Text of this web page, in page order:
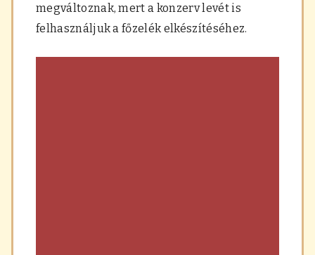
megváltoznak, mert a konzerv levét is
felhasználjuk a főzelék elkészítéséhez.